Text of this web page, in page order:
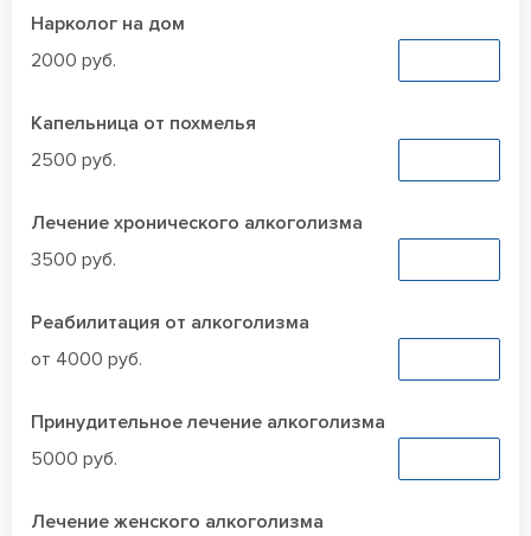
Нарколог на дом
2000 руб.
Капельница от похмелья
2500 руб.
Лечение хронического алкоголизма
3500 руб.
Реабилитация от алкоголизма
от 4000 руб.
Принудительное лечение алкоголизма
5000 руб.
Лечение женского алкоголизма